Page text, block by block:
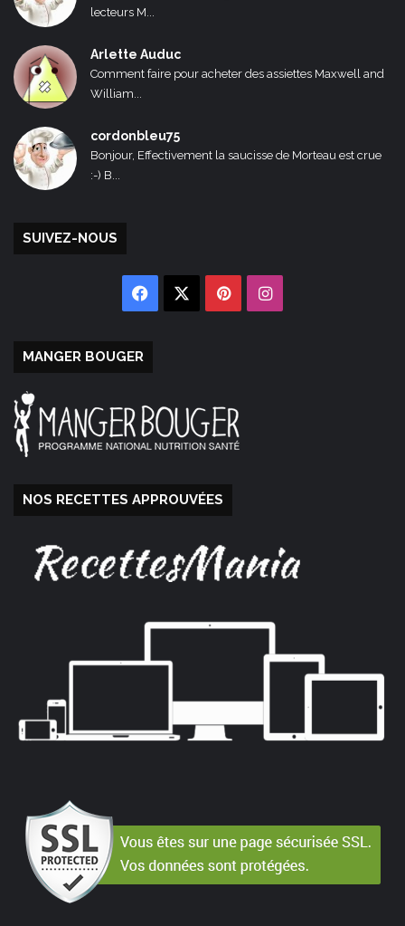
lecteurs M...
Arlette Auduc
Comment faire pour acheter des assiettes Maxwell and
William...
cordonbleu75
Bonjour, Effectivement la saucisse de Morteau est crue
:-) B...
SUIVEZ-NOUS
Facebook PinterestInstagram
MANGER BOUGER
NOS RECETTES APPROUVÉES